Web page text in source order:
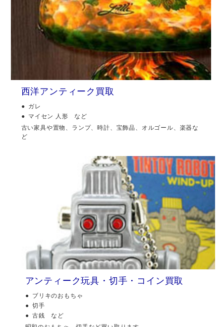
西洋アンティーク買取
ガレ
マイセン 人形 など
古い家具や置物、ランプ、時計、宝飾品、オルゴール、楽器な
ど
アンティーク玩具・切手・コイン買取
ブリキのおもちゃ
切手
古銭 など